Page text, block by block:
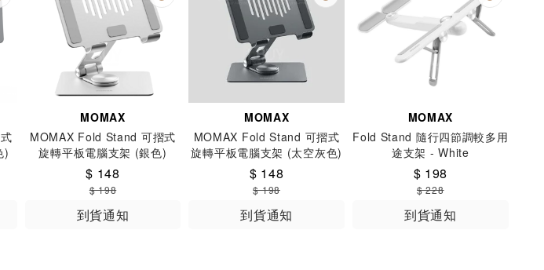
)
MOMAX
MOMAX Fold Stand 可摺式
旋轉平板電腦支架 (銀色)
KH8S
$ 148
$ 198
到貨通知
MOMAX
MOMAX Fold Stand 可摺式
旋轉平板電腦支架 (太空灰色)
KH8E
$ 148
$ 198
到貨通知
MOMAX
Fold Stand 隨行四節調較多用
途支架 - White
$ 198
$ 228
到貨通知